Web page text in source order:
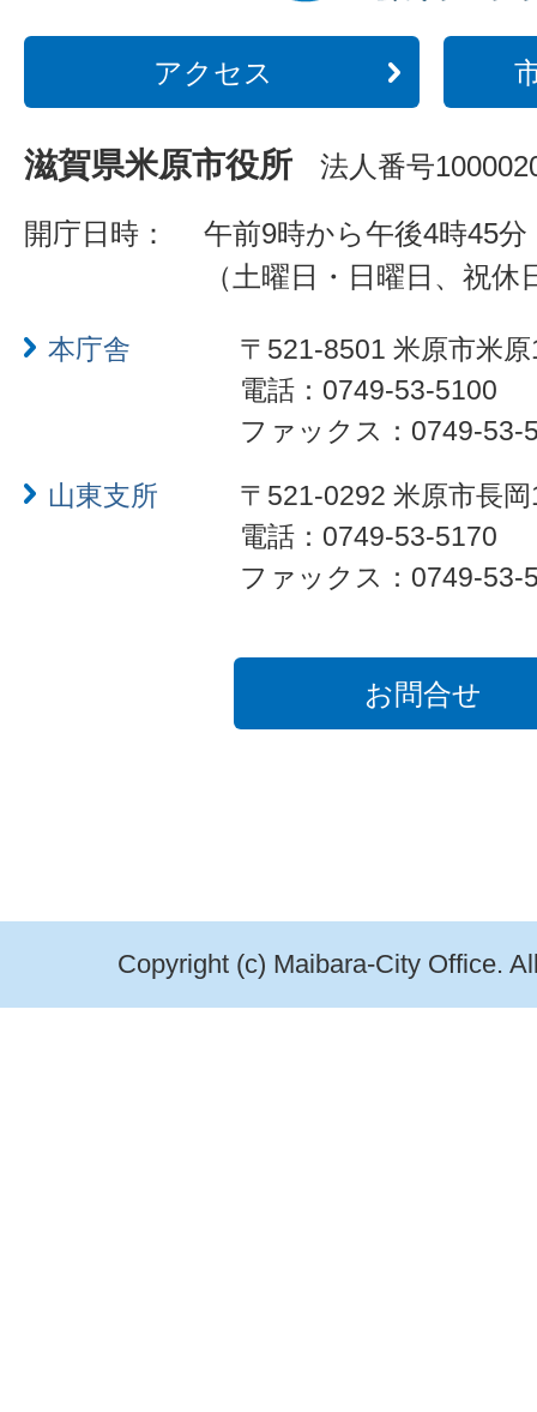
アクセス
滋賀県米原市役所 法人番号
開庁日時：
午前9時から午後4時45分
（土曜日・日曜日、祝
本庁舎
〒521-8501 米原市米
電話：0749-53-5100
ファックス：0749-53-
山東支所
〒521-0292 米原市長
電話：0749-53-5170
ファックス：0749-53-
お問合せ
Copyright (c) Maibara-City Office.